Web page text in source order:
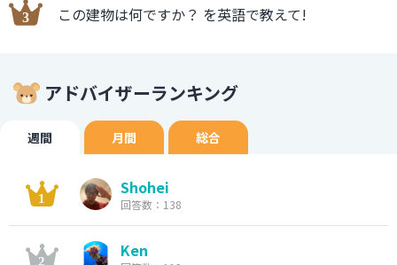
この建物は何ですか？ を英語で教えて!
アドバイザーランキング
週間 月間 総合
Shohei
回答数：138
Ken